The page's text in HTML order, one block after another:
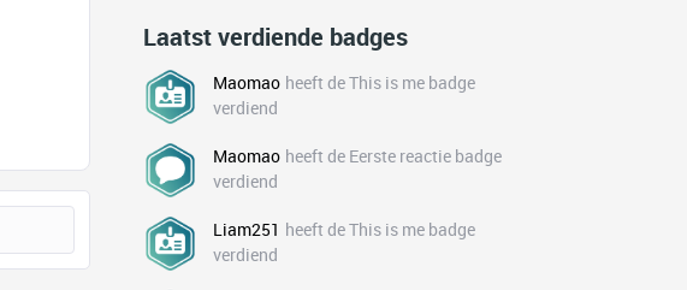
Laatst verdiende badges
Maomao heeft de This is me badge
verdiend
Maomao heeft de Eerste reactie badge
verdiend
Liam251 heeft de This is me badge
verdiend